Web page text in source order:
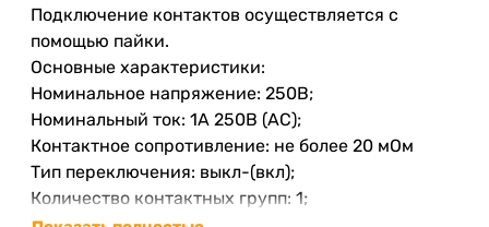
Подключение контактов осуществляется с
помощью пайки.
Основные характеристики:
Номинальное напряжение: 250В;
Номинальный ток: 1A 250В (AC);
Контактное сопротивление: не более 20 мОм
Тип переключения: выкл-(вкл);
Количество контактных групп: 1;